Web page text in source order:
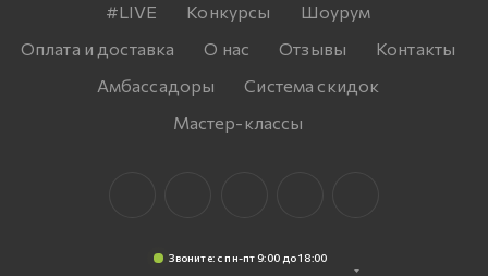
#LIVE Конкурсы
Шоурум
Оплата и доставка
О нас Отзывы
Контакты
Амбассадоры
Система скидок
Мастер-классы
Звоните: c пн-пт 9:00 до 18:00